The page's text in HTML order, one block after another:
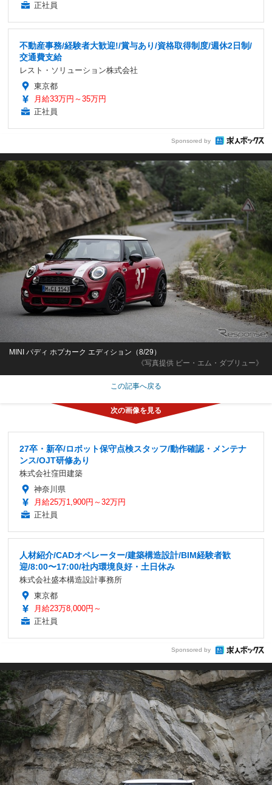
正社員
不動産事務/経験者大歓迎!/賞与あり/資格取得制度/週休2日制/
交通費支給
レスト・ソリューション株式会社
東京都
月給33万円～35万円
正社員
Sponsored by
《写真提供 ビー・エム・ダブリュー》
MINI パディ ホプカーク エディション（8/29）
この記事へ戻る
27卒・新卒/ロボット保守点検スタッフ/動作確認・メンテナ
ンス/OJT研修あり
株式会社窪田建築
神奈川県
月給25万1,900円～32万円
正社員
人材紹介/CADオペレーター/建築構造設計/BIM経験者歓
迎/8:00〜17:00/社内環境良好・土日休み
株式会社盛本構造設計事務所
東京都
月給23万8,000円～
正社員
Sponsored by